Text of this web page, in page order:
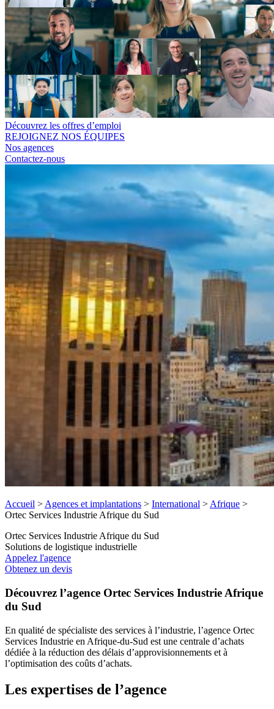
Découvrez les offres d’emploi
REJOIGNEZ NOS ÉQUIPES
Nos agences
Contactez-nous
Accueil > Agences et implantations > International > Afrique >
Ortec Services Industrie Afrique du Sud
Ortec Services Industrie Afrique du Sud
Solutions de logistique industrielle
Appelez l'agence
Obtenez un devis
Découvrez l’agence Ortec Services Industrie Afrique
du Sud
En qualité de spécialiste des services à l’industrie, l’agence Ortec
Services Industrie en Afrique-du-Sud est une centrale d’achats
dédiée à la réduction des délais d’approvisionnements et à
l’optimisation des coûts d’achats.
Les expertises de l’agence